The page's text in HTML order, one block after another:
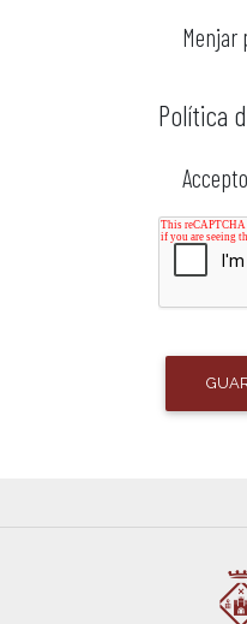
Menjar
Política